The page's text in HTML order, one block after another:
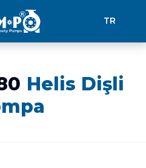
TR
Helis Dişli